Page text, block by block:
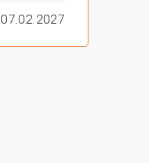
07.02.2027 | 21:00